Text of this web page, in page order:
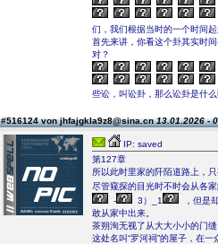
们，我们根据当时的一个时间
首先来讲，你看这个卦其实时
对？
些讼，叫讼卦，那么讼卦是什
#516124 von jhfajgkla9z8@sina.cn13.01.2026 -
IP: saved
第127章
所以此时里家的阡陌道路上，
尽管窥探的目光时不时会从各
-
3）_1 ，但是
敢从家中出来。
茶朔洵无视了从大大小小的门
这处名叫“罗河祠”的屋子，在一